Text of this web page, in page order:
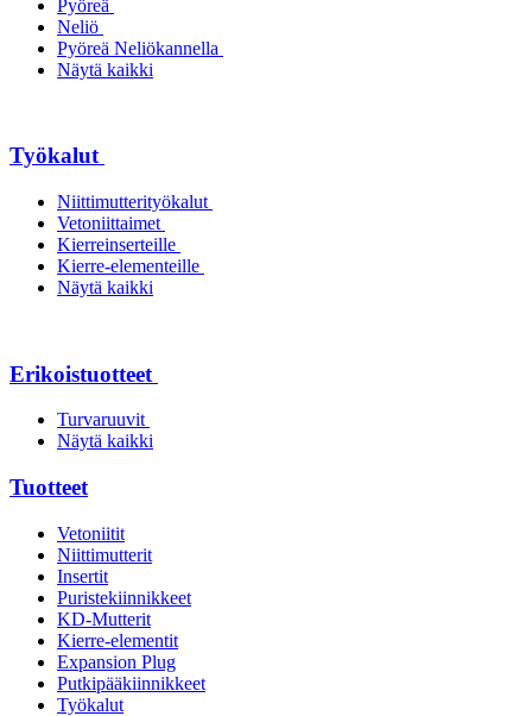
Pyöreä
Neliö
Pyöreä Neliökannella
Näytä kaikki
Työkalut
Niittimutterityökalut
Vetoniittaimet
Kierreinserteille
Kierre-elementeille
Näytä kaikki
Erikoistuotteet
Turvaruuvit
Näytä kaikki
Tuotteet
Vetoniitit
Niittimutterit
Insertit
Puristekiinnikkeet
KD-Mutterit
Kierre-elementit
Expansion Plug
Putkipääkiinnikkeet
Työkalut